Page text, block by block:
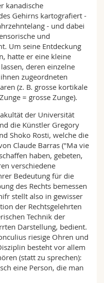
kanadische
Gehirns kartografiert -
- und dabei
und
Um seine Entdeckung
hatte er eine kleine
deren einzelne
zugeordneten
(z. B. grosse kortikale
= grosse Zunge).
der Universität
die Künstler Gregory
Shoko Rosti, welche die
Claude Barras ("Ma vie
haben, gebeten,
verschiedene
Bedeutung für die
des Rechts bemessen
stellt also in gewisser
der Rechtsgelehrten
Technik der
Darstellung, bedient.
riesige Ohren und
besteht vor allem
(statt zu sprechen):
eine Person, die man